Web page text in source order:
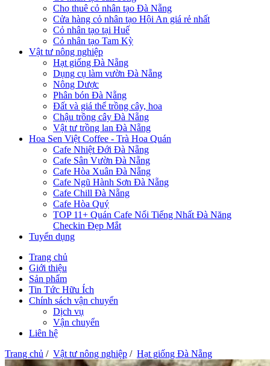
Cho thuê cỏ nhân tạo Đà Nẵng
Cửa hàng cỏ nhân tạo Hội An giá rẻ nhất
Cỏ nhân tạo tại Huế
Cỏ nhân tạo Tam Kỳ
Vật tư nông nghiệp
Hạt giống Đà Nẵng
Dụng cụ làm vườn Đà Nẵng
Nông Dược
Phân bón Đà Nẵng
Đất và giá thể trồng cây, hoa
Chậu trồng cây Đà Nẵng
Vật tư trồng lan Đà Nẵng
Hoa Sen Việt Coffee - Trà Hoa Quán
Cafe Nhiệt Đới Đà Nẵng
Cafe Sân Vườn Đà Nẵng
Cafe Hòa Xuân Đà Nẵng
Cafe Ngũ Hành Sơn Đà Nẵng
Cafe Chill Đà Nẵng
Cafe Hòa Quý
TOP 11+ Quán Cafe Nổi Tiếng Nhất Đà Năng
Checkin Đẹp Mắt
Tuyển dụng
Trang chủ
Giới thiệu
Sản phẩm
Tin Tức Hữu Ích
Chính sách vận chuyển
Dịch vụ
Vận chuyển
Liên hệ
Trang chủ / Vật tư nông nghiệp / Hạt giống Đà Nẵng